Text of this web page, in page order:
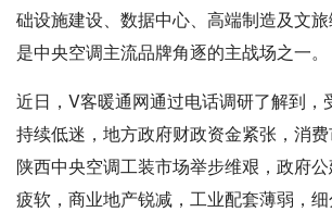
础设施建设、数据中心、高端制造及文
是中央空调主流品牌角逐的主战场之一。
近日，V客暖通网通过电话调研了解到，
持续低迷，地方政府财政资金紧张，消费
陕西中央空调工装市场举步维艰，政府
疲软，商业地产锐减，工业配套薄弱，细